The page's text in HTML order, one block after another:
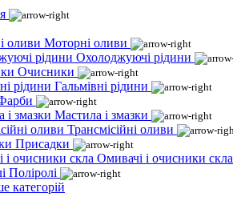
Моторні оливи
Охолоджуючі рідини
Очисники
Гальмівні рідини
Мастила і змазки
Трансмісійні оливи
Присадки
Омивачі і очисники скла
Поліролі
категорій